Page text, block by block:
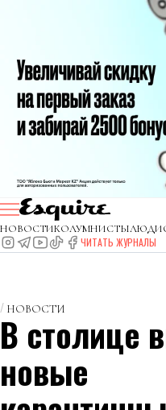
НОВОСТИКОЛУМНИСТЫЛЮДИ
ЧИТАТЬ ЖУРНАЛЫ
НОВОСТИ
В столице
новые